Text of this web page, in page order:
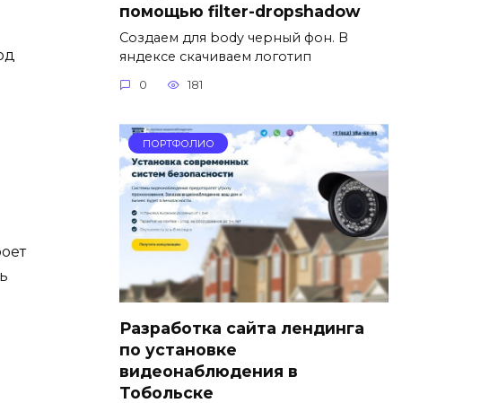
помощью filter-dropshadow
Создаем для body черный фон. В
яндексе скачиваем логотип
0 181
ПОРТФОЛИО
Разработка сайта лендинга
по установке
видеонаблюдения в
Тобольске